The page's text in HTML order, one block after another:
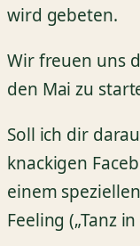
wird gebeten.
Wir freuen uns
den Mai zu
Soll ich dir
knackigen
einem
Feeling („Tanz